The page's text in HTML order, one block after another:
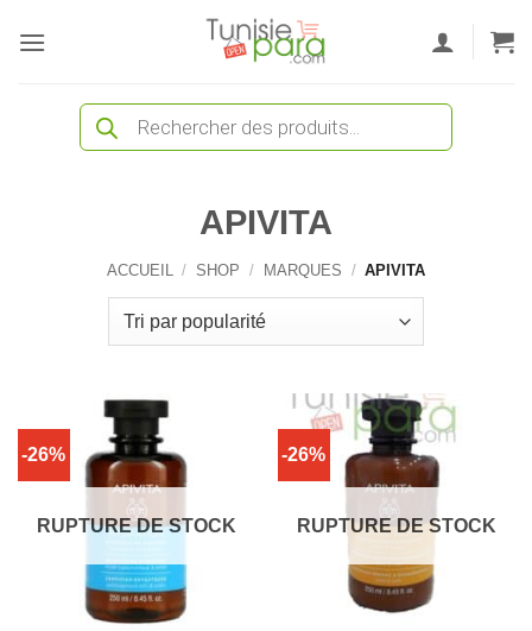
Recherche
produits
APIVITA
ACCUEIL / SHOP / MARQUES / APIVITA
-26%
RUPTURE DE STOCK
-26%
RUPTURE DE STOCK